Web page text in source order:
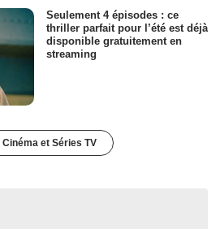
Seulement 4 épisodes : ce
thriller parfait pour l’été est déjà
disponible gratuitement en
streaming
et Séries TV